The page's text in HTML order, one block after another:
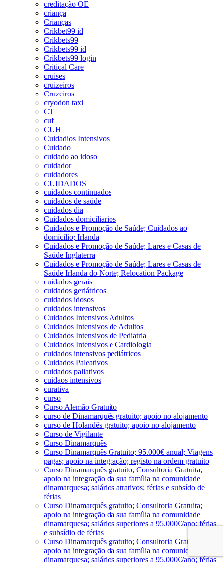
creditação OE
criança
Crianças
Crikbet99 id
Crikbets99
Crikbets99 id
Crikbets99 login
Critical Care
cruises
cruizeiros
Cruzeiros
cryodon taxi
CT
cuf
CUH
Cuidadios Intensivos
Cuidado
cuidado ao idoso
cuidador
cuidadores
CUIDADOS
cuidados continuados
cuidados de saúde
cuidados dia
Cuidados domiciliarios
Cuidados e Promoção de Saúde; Cuidados ao
domícilio; Irlanda
Cuidados e Promoção de Saúde; Lares e Casas de
Saúde Inglaterra
Cuidados e Promoção de Saúde; Lares e Casas de
Saúde Irlanda do Norte; Relocation Package
cuidados gerais
cuidados geriátricos
cuidados idosos
cuidados intensivos
Cuidados Intensivos Adultos
Cuidados Intensivos de Adultos
Cuidados Intensivos de Pediatria
Cuidados Intensivos e Cardiologia
cuidados intensivos pediátricos
Cuidados Paleativos
cuidados paliativos
cuidaos intensivos
curativa
curso
Curso Alemão Gratuito
curso de Dinamarquês gratuito; apoio no alojamento
curso de Holandês gratuito; apoio no alojamento
Curso de Vigilante
Curso Dinamarquês
Curso Dinamarquês Gratuito; 95.000€ anual; Viagens
pagas; apoio na integração; registo na ordem gratuito
Curso Dinamarquês gratuito; Consultoria Gratuita;
apoio na integração da sua família na comunidade
dinamarquesa; salários atrativos; férias e subsído de
férias
Curso Dinamarquês gratuito; Consultoria Gratuita;
apoio na integração da sua família na comunidade
dinamarquesa; salários superiores a 95.000€/ano; férias
e subsídio de férias
Curso Dinamarquês gratuito; Consultoria Gratuita;
apoio na integração da sua família na comunidade
dinamarquesa; salários superiores a 95.000€/ano; férias